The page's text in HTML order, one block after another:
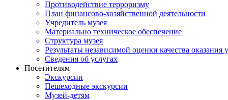
Противодействие терроризму
План финансово-хозяйственной деятельности
Учредитель музея
Материально техническое обеспечение
Структура музея
Результаты независимой оценки качества оказания
Сведения об услугах
Посетителям
Экскурсии
Пешеходные экскурсии
Музей-детям